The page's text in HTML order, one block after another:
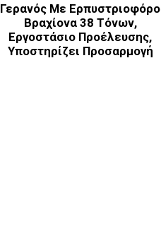
Γερανός Με Ερπυστριοφόρο
Βραχίονα 38 Τόνων,
Εργοστάσιο Προέλευσης,
Υποστηρίζει Προσαρμογή